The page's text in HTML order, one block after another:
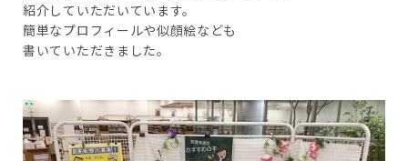
紹介していただいています。
簡単なプロフィールや似顔絵なども
書いていただきました。